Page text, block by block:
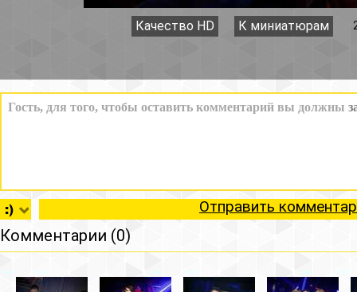
Качество HD К миниатюрам
Отправить
Комментарии (0)